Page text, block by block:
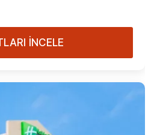
İNCELE